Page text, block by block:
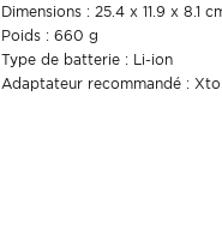
Dimensions : 25.4 x 11.9 x 8.1
Poids : 660 g
Type de batterie : Li-ion
Adaptateur recommandé :